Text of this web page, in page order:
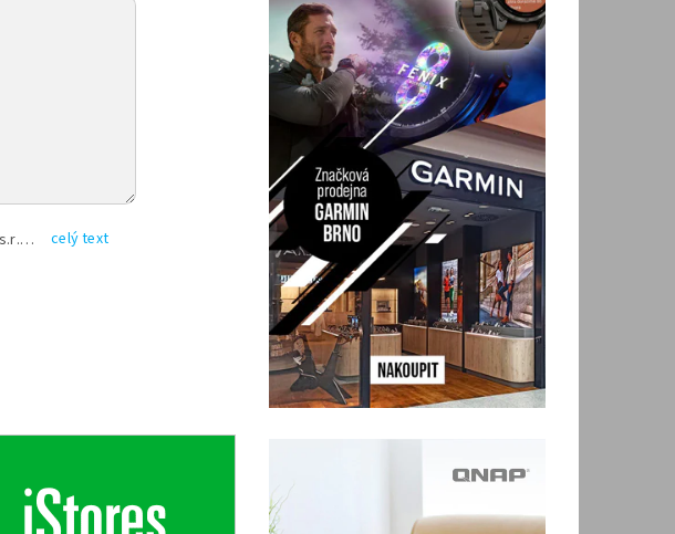
Vyplněním shora uvedených údajů beru na vědomí, že společnost TEXT FACTORY s.r.o., sídlem Brno, Durďákova 336/29, Černá Pole, PSČ: 613 00, IČ: 06157831, zapsané u Krajského soudu v Brně, oddíl C, vložka 100399, bude zpracovávat mé osobní údaje uvedené v rámci mnou vyplněného registračního formuláře na základě oprávněných zájmů TEXT FACTORY s.r.o. dle čl. 6 odst. 1 písm. f) GDPR a pro splnění právních povinností (čl. 6 odst. 1 písm. c) GDPR), a to pro tyto účely: nezbytnost zajistit oprávnění návštěvníka webových stránek provozovaných společností TEXT FACTORY s.r.o. přispívat aktivně ke zveřejněným článkům nebo v rámci diskusních fór a výkon práv TEXT FACTORY s.r.o. jako administrátora těchto diskusních fór. Více informací o zpracování osobních údajů a právech lze nalézt v celý text